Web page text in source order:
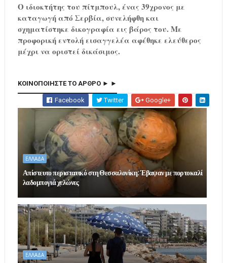
Ο ιδιοκτήτης του πίτμπουλ, ένας 39χρονος με
καταγωγή από Σερβία, συνελήφθη και
σχηματίστηκε δικογραφία εις βάρος του. Με
προφορική εντολή εισαγγελέα αφέθηκε ελεύθερος
μέχρι να οριστεί δικάσιμος.
ΚΟΙΝΟΠΟΙΗΣΤΕ ΤΟ ΑΡΘΡΟ ► ►
Facebook Twitter Google+
ΕΛΛΑΔΑ
Απίστευτο περιστατικό στη Θεσσαλονίκη: Έβαψαν με πορτοκαλί
λαδομπογιά χελώνες
ΕΛΛΑΔΑ